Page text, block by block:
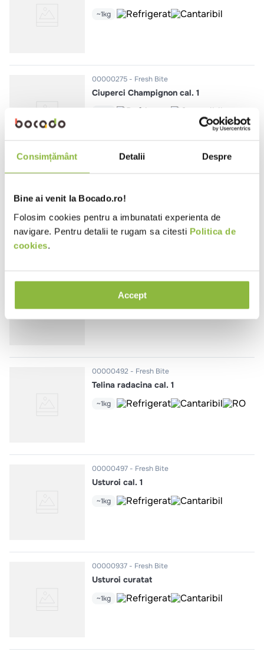
Consimțământ Detalii Despre
Bine ai venit la Bocado.ro!
Folosim cookies pentru a imbunatati experienta de
navigare. Pentru detalii te rugam sa citesti Politica de
cookies.
Accept
~1kg
00000275 Fresh Bite
Ciuperci Champignon cal. 1
00000492 Fresh Bite
Telina radacina cal. 1
~1kg
00000497 Fresh Bite
Usturoi cal. 1
~1kg
00000937 Fresh Bite
Usturoi curatat
~1kg